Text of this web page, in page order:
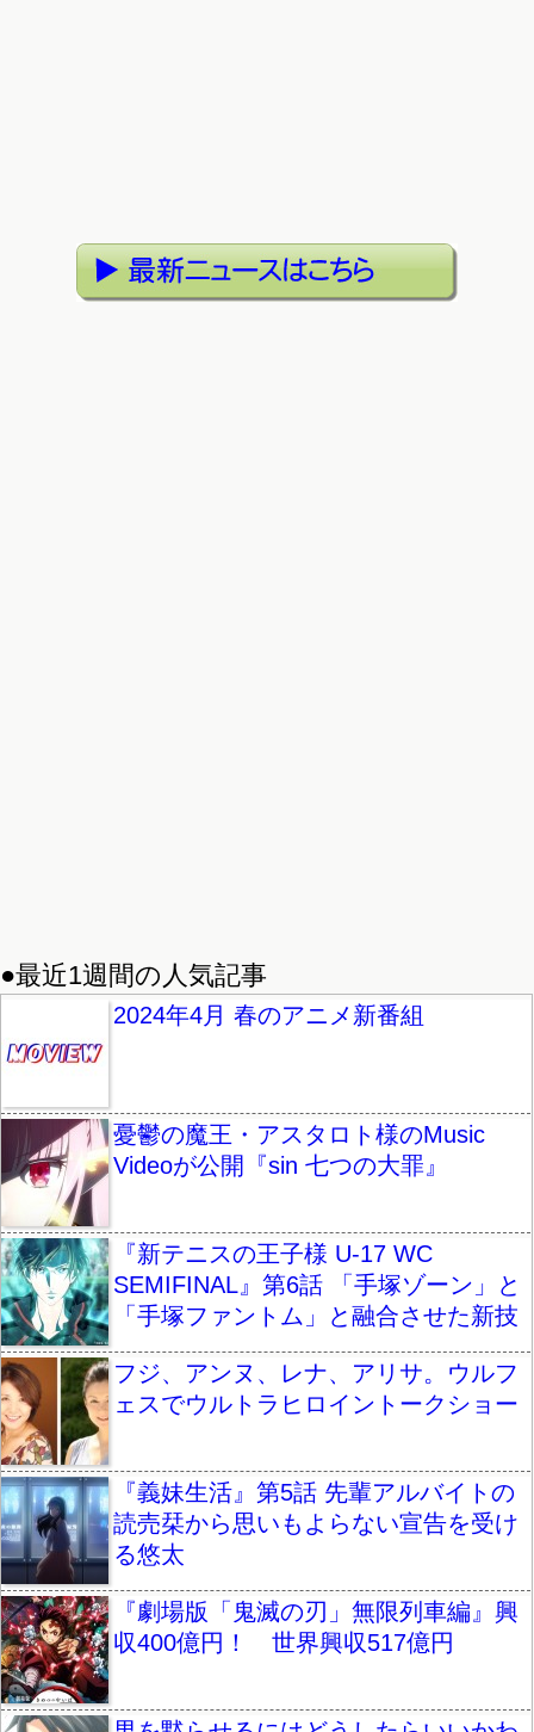
●最近1週間の人気記事
2024年4月 春のアニメ新番組
憂鬱の魔王・アスタロト様のMusic
Videoが公開『sin 七つの大罪』
『新テニスの王子様 U-17 WC
SEMIFINAL』第6話 「手塚ゾーン」と
「手塚ファントム」と融合させた新技
フジ、アンヌ、レナ、アリサ。ウルフ
ェスでウルトラヒロイントークショー
『義妹生活』第5話 先輩アルバイトの
読売栞から思いもよらない宣告を受け
る悠太
『劇場版「鬼滅の刃」無限列車編』興
収400億円！ 世界興収517億円